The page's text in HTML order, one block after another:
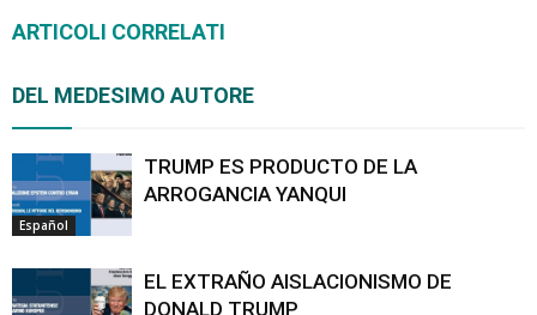
ARTICOLI CORRELATI
DEL MEDESIMO AUTORE
Español
TRUMP ES PRODUCTO DE LA
ARROGANCIA YANQUI
EL EXTRAÑO AISLACIONISMO DE
DONALD TRUMP